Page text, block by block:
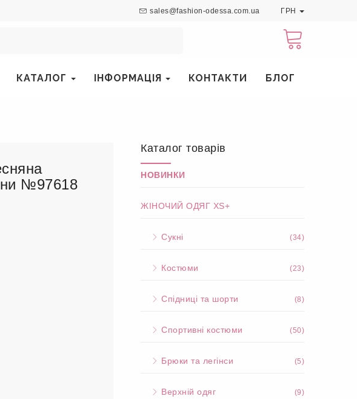
sales@fashion-odessa.com.ua ГРН
КАТАЛОГ ІНФОРМАЦІЯ КОНТАКТИ БЛОГ
№97618
Каталог товарів
НОВИНКИ
ЖІНОЧИЙ ОДЯГ XS+
Сукні (34)
Костюми (23)
Спідниці та шорти (8)
Спортивні костюми (50)
Брюки та легінси (5)
Верхній одяг (9)